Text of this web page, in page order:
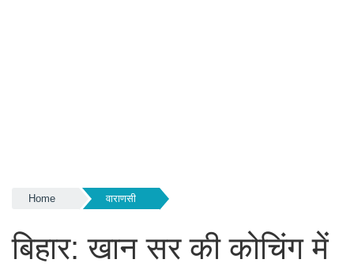
Home वाराणसी
बिहार: खान सर की कोचिंग में